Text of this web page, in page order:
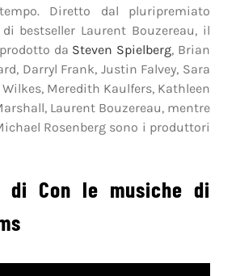
Diretto dal pluripremiato
bestseller Laurent Bouzereau, il
da Steven Spielberg, Brian
Darryl Frank, Justin Falvey, Sara
Meredith Kaulfers, Kathleen
Laurent Bouzereau, mentre
Rosenberg sono i produttori
Con le musiche di